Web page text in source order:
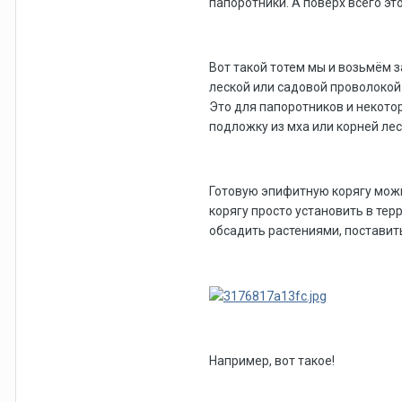
Вот такой тотем мы и возьмём
леской или садовой
Это для папоротников и
подложку из мха или корней
Готовую эпифитную корягу
корягу просто установить в
обсадить растениями,
Например, вот такое!